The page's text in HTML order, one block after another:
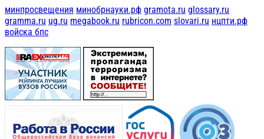
минпросвещения минобрнауки.рф gramota.ru glossary.ru
gramma.ru ug.ru megabook.ru rubricon.com slovari.ru нцпти.рф
войска бпс